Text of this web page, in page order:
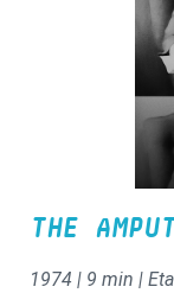
THE
1974 | 9 min |